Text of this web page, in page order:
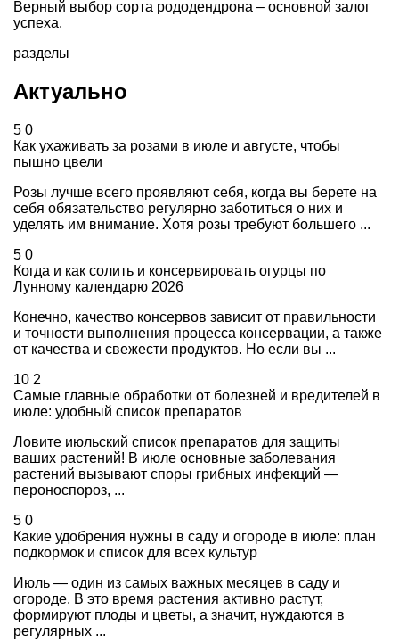
Верный выбор сорта рододендрона – основной залог
успеха.
разделы
Актуально
5 0
Как ухаживать за розами в июле и августе, чтобы
пышно цвели
Розы лучше всего проявляют себя, когда вы берете на
себя обязательство регулярно заботиться о них и
уделять им внимание. Хотя розы требуют большего ...
5 0
Когда и как солить и консервировать огурцы по
Лунному календарю 2026
Конечно, качество консервов зависит от правильности
и точности выполнения процесса консервации, а также
от качества и свежести продуктов. Но если вы ...
10 2
Самые главные обработки от болезней и вредителей в
июле: удобный список препаратов
Ловите июльский список препаратов для защиты
ваших растений! В июле основные заболевания
растений вызывают споры грибных инфекций —
пероноспороз, ...
5 0
Какие удобрения нужны в саду и огороде в июле: план
подкормок и список для всех культур
Июль — один из самых важных месяцев в саду и
огороде. В это время растения активно растут,
формируют плоды и цветы, а значит, нуждаются в
регулярных ...